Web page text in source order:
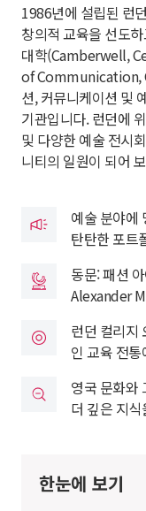
1986년에 설립된 런
창의적 교육을 선도
대학(Camberwell,
of Communication,
션, 커뮤니케이션 및
기관입니다. 런던에
및 다양한 예술 전시
니티의 일원이 되어
예술 분야에
탄탄한 포트
동문: 패션
Alexander
런던 컬리지
인 교육 전
영국 문화와
더 깊은 지식
한눈에 보기